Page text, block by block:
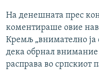
На денешната прес
коментираше овие
Кремљ „внимателно ја
дека обрнал
расправа во српскиот